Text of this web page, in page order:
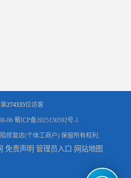
274335位访客
06 蜀ICP备2025150592号-1
修复店(个体工商户) 保留所有权利.
免责声明 管理员入口 网站地图